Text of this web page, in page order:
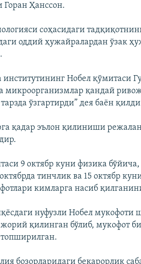
Горан Ҳанссон.
соҳасидаги
оддий ҳужайралардан ўзак
институтининг Нобел қўмитаси
микроорганизмлар қандай
ўзгартирди” дея баён
қадар эълон қилиниши
9 октябр куни физика
тинчлик ва 15 октябр
кимларга насиб
нуфузли Нобел мукофоти
қилинган бўлиб, мукофот
топширилган.
бозорларидаги беқарорлик